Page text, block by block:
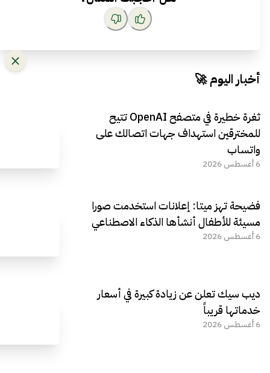
أخبار اليوم 🚀
ثغرة خطيرة في متصفح OpenAI تتيح
للمخترقين استهداف جهات اتصالك على
واتساب
6 أغسطس 2026
فضيحة تهز ميتا: إعلانات استخدمت صورا
مسيئة للأطفال أنشأها الذكاء الاصطناعي
6 أغسطس 2026
ديب سيك تعلن عن زيادة كبيرة في أسعار
خدماتها قريباً
6 أغسطس 2026